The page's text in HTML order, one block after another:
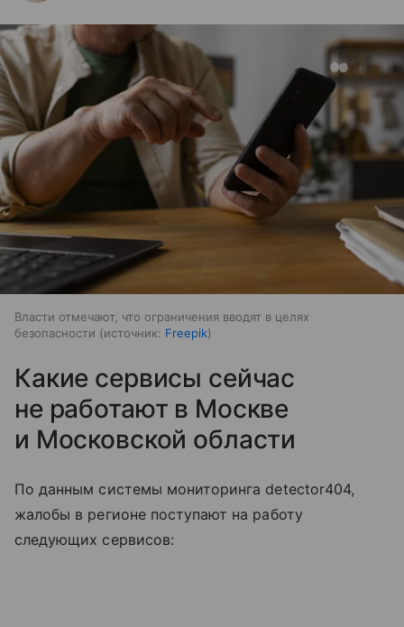
Власти отмечают, что ограничения вводят в целях
безопасности
источник: Freepik
Какие сервисы сейчас
не работают в Москве
и Московской области
По данным системы мониторинга detector404,
жалобы в регионе поступают на работу
следующих сервисов: